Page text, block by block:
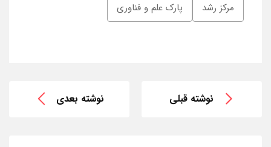
مرکز رشد پارک علم و فناوری
نوشته قبلی نوشته بعدی